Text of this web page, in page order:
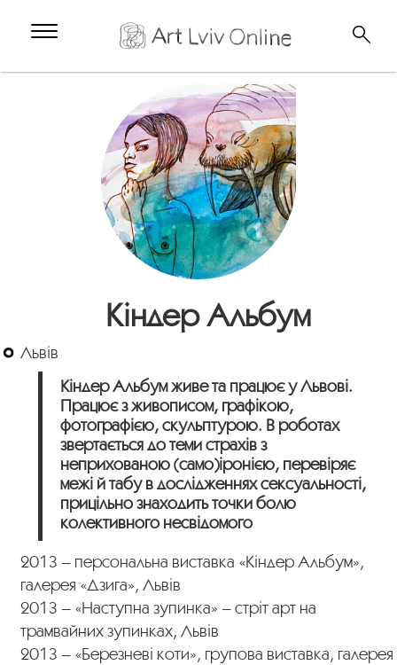
Кіндер Альбум
Львів
Кіндер Альбум живе та працює у Львові.
Працює з живописом, графікою,
фотографією, скульптурою. В роботах
звертається до теми страхів з
неприхованою (само)іронією, перевіряє
межі й табу в дослідженнях сексуальності,
прицільно знаходить точки болю
колективного несвідомого
2013 – персональна виставка «Кіндер Альбум»,
галерея «Дзига», Львів
2013 – «Наступна зупинка» – стріт арт на
трамвайних зупинках, Львів
2013 – «Березневі коти», групова виставка, галерея